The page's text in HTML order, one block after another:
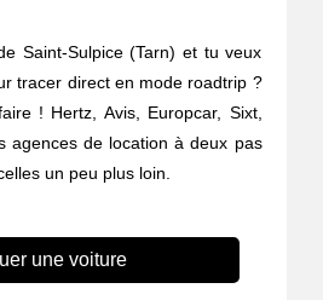
Saint-Sulpice (Tarn) et tu veux
tracer direct en mode roadtrip ?
! Hertz, Avis, Europcar, Sixt,
agences de location à deux pas
un peu plus loin.
une voiture